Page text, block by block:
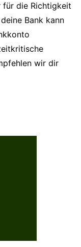
für die Richtigkeit
Bank kann
wir dir